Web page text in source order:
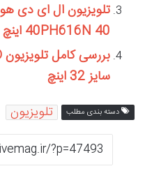
40PH616N 40 اینچ | قیمت
سایز 32 اینچ
دسته بندی مطلب تلویزیون